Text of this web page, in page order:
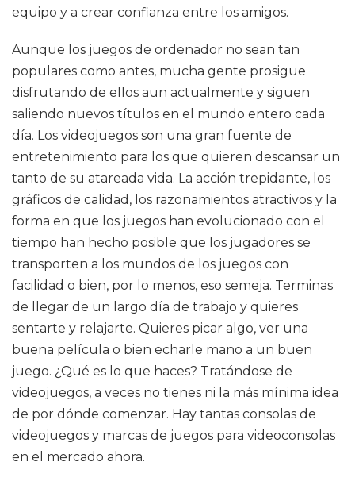
equipo y a crear confianza entre los amigos.
Aunque los juegos de ordenador no sean tan
populares como antes, mucha gente prosigue
disfrutando de ellos aun actualmente y siguen
saliendo nuevos títulos en el mundo entero cada
día. Los videojuegos son una gran fuente de
entretenimiento para los que quieren descansar un
tanto de su atareada vida. La acción trepidante, los
gráficos de calidad, los razonamientos atractivos y la
forma en que los juegos han evolucionado con el
tiempo han hecho posible que los jugadores se
transporten a los mundos de los juegos con
facilidad o bien, por lo menos, eso semeja. Terminas
de llegar de un largo día de trabajo y quieres
sentarte y relajarte. Quieres picar algo, ver una
buena película o bien echarle mano a un buen
juego. ¿Qué es lo que haces? Tratándose de
videojuegos, a veces no tienes ni la más mínima idea
de por dónde comenzar. Hay tantas consolas de
videojuegos y marcas de juegos para videoconsolas
en el mercado ahora.